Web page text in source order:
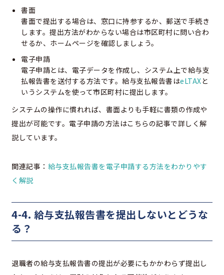
書面
書面で提出する場合は、窓口に持参するか、郵送で手続き
します。提出方法がわからない場合は市区町村に問い合わ
せるか、ホームページを確認しましょう。
電子申請
電子申請とは、電子データを作成し、システム上で給与支
払報告書を送付する方法です。給与支払報告書はeLTAXと
いうシステムを使って市区町村に提出します。
システムの操作に慣れれば、書面よりも手軽に書類の作成や
提出が可能です。電子申請の方法はこちらの記事で詳しく解
説しています。
関連記事： 給与支払報告書を電子申請する方法をわかりやす
く解説
4-4. 給与支払報告書を提出しないとどうな
る？
退職者の給与支払報告書の提出が必要にもかかわらず提出し